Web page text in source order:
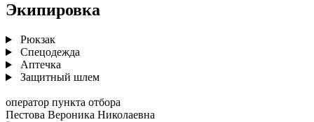
Экипировка
Рюкзак
Спецодежда
Аптечка
Защитный шлем
оператор пункта отбора
Пестова Вероника Николаевна